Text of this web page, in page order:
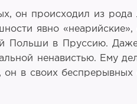
он происходил из рода
явно «неарийские»,
Польши в Пруссию.
ненавистью. Ему
в своих беспрерывных